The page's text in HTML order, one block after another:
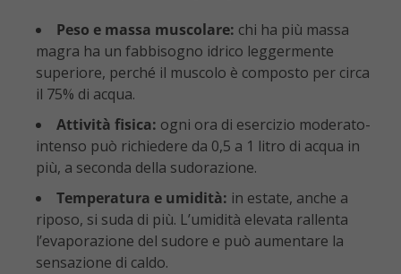
Peso e massa muscolare: chi ha più massa
magra ha un fabbisogno idrico leggermente
superiore, perché il muscolo è composto per circa
il 75% di acqua.
Attività fisica: ogni ora di esercizio moderato-
intenso può richiedere da 0,5 a 1 litro di acqua in
più, a seconda della sudorazione.
Temperatura e umidità: in estate, anche a
riposo, si suda di più. L’umidità elevata rallenta
l’evaporazione del sudore e può aumentare la
sensazione di caldo.